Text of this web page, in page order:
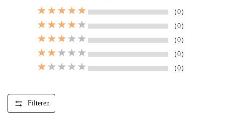
（0）
（0）
（0）
（0）
（0）
Filteren